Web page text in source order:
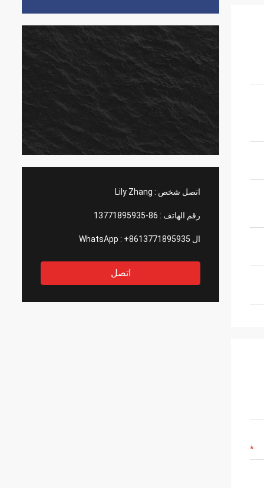
اتصل شخص : Lily Zhang
رقم الهاتف : 86-13771895935
ال WhatsApp : +8613771895935
اتصل